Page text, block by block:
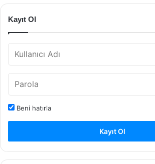
Kayıt Ol
Beni hatırla
Kayıt Ol